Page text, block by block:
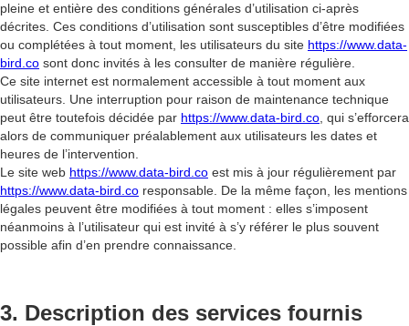
pleine et entière des conditions générales d’utilisation ci-après
décrites. Ces conditions d’utilisation sont susceptibles d’être modifiées
ou complétées à tout moment, les utilisateurs du site https://www.data-
bird.co sont donc invités à les consulter de manière régulière.
Ce site internet est normalement accessible à tout moment aux
utilisateurs. Une interruption pour raison de maintenance technique
peut être toutefois décidée par https://www.data-bird.co , qui s’efforcera
alors de communiquer préalablement aux utilisateurs les dates et
heures de l’intervention.
Le site web https://www.data-bird.co est mis à jour régulièrement par
https://www.data-bird.co responsable. De la même façon, les mentions
légales peuvent être modifiées à tout moment : elles s’imposent
néanmoins à l’utilisateur qui est invité à s’y référer le plus souvent
possible afin d’en prendre connaissance.
3. Description des services fournis